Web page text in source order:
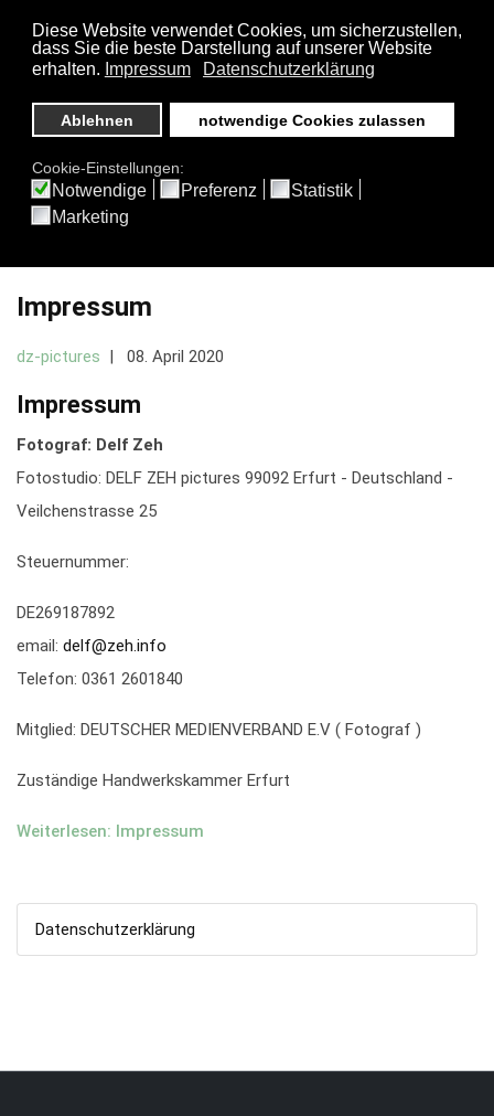
doch zumeist stellen der alltägliche Trubel oder auch
bestimmte Eigenheiten und Hobbys ausreichend Inspiration
dar. Wer mal etwas Neues ausprobieren möchte und
besonderen Wert auf Individualität legt, wird hier voll auf seine
Kosten kommen.
Weiterlesen: Fotobox mieten
Impressum
dz-pictures 08. April 2020
Impressum
Fotograf: Delf Zeh
Fotostudio: DELF ZEH pictures 99092 Erfurt - Deutschland -
Veilchenstrasse 25
Steuernummer:
DE269187892
email: delf@zeh.info
Telefon: 0361 2601840
Mitglied: DEUTSCHE­R MEDIENVE­RBAND E.­V ( Fotograf )
Zuständige Handwerkskammer Erfurt
Weiterlesen: Impressum
Datenschutzerklärung